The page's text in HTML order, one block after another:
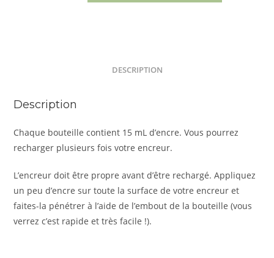
DESCRIPTION
Description
Chaque bouteille contient 15 mL d’encre. Vous pourrez
recharger plusieurs fois votre encreur.
L’encreur doit être propre avant d’être rechargé. Appliquez
un peu d’encre sur toute la surface de votre encreur et
faites-la pénétrer à l’aide de l’embout de la bouteille (vous
verrez c’est rapide et très facile !).